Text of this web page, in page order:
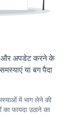
और अपडेट करने के
या बग पैदा
में भाग लेने की
फायदा उठाने का